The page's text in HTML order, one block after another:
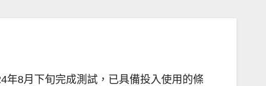
年8月下旬完成測試，已具備投入使用的條